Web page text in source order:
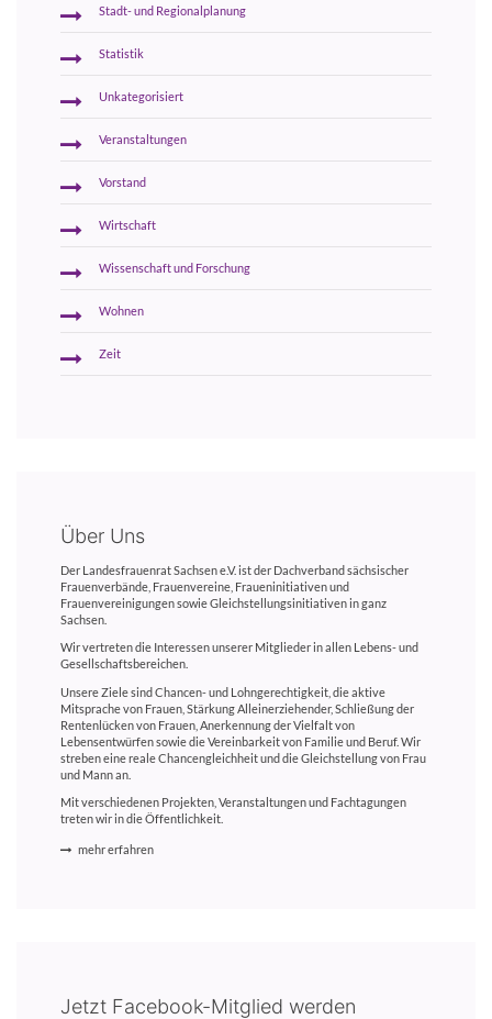
Stadt- und Regionalplanung
Statistik
Unkategorisiert
Veranstaltungen
Vorstand
Wirtschaft
Wissenschaft und Forschung
Wohnen
Zeit
Über Uns
Der Landesfrauenrat Sachsen e.V. ist der Dachverband sächsischer
Frauenverbände, Frauenvereine, Fraueninitiativen und
Frauenvereinigungen sowie Gleichstellungsinitiativen in ganz
Sachsen.
Wir vertreten die Interessen unserer Mitglieder in allen Lebens- und
Gesellschaftsbereichen.
Unsere Ziele sind Chancen- und Lohngerechtigkeit, die aktive
Mitsprache von Frauen, Stärkung Alleinerziehender, Schließung der
Rentenlücken von Frauen, Anerkennung der Vielfalt von
Lebensentwürfen sowie die Vereinbarkeit von Familie und Beruf. Wir
streben eine reale Chancengleichheit und die Gleichstellung von Frau
und Mann an.
Mit verschiedenen Projekten, Veranstaltungen und Fachtagungen
treten wir in die Öffentlichkeit.
mehr erfahren
Jetzt Facebook-Mitglied werden